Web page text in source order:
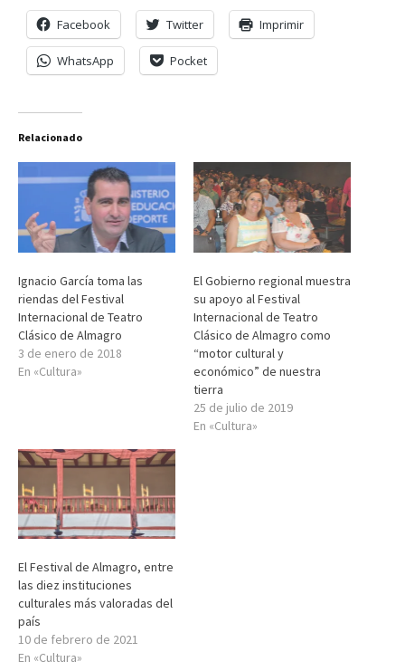
Facebook Twitter Imprimir
WhatsApp Pocket
Relacionado
Ignacio García toma las
riendas del Festival
Internacional de Teatro
Clásico de Almagro
3 de enero de 2018
En «Cultura»
El Gobierno regional muestra
su apoyo al Festival
Internacional de Teatro
Clásico de Almagro como
“motor cultural y
económico” de nuestra
tierra
25 de julio de 2019
En «Cultura»
El Festival de Almagro, entre
las diez instituciones
culturales más valoradas del
país
10 de febrero de 2021
En «Cultura»